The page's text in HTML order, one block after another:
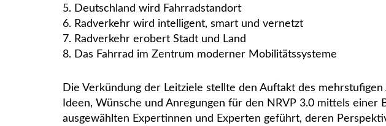
Deutschland wird Fahrradstandort
Radverkehr wird intelligent, smart und vernetzt
Radverkehr erobert Stadt und Land
Das Fahrrad im Zentrum moderner Mobilitätssysteme
Die Verkündung der Leitziele stellte den Auftakt des
Ideen, Wünsche und Anregungen für den NRVP 3.0 mittels
ausgewählten Expertinnen und Experten geführt, deren